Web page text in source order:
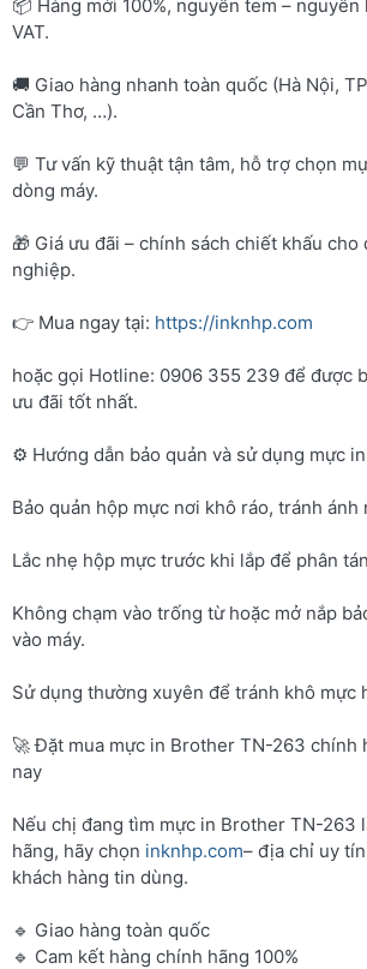
📦 Hàng mới 100%, nguyên tem – nguyên
VAT.
🚚 Giao hàng nhanh toàn quốc (Hà Nội,
Cần Thơ, …).
💬 Tư vấn kỹ thuật tận tâm, hỗ trợ chọn
dòng máy.
🎁 Giá ưu đãi – chính sách chiết khấu cho
nghiệp.
👉 Mua ngay tại: https://inknhp.com
hoặc gọi Hotline: 0906 355 239 để được
ưu đãi tốt nhất.
⚙️ Hướng dẫn bảo quản và sử dụng mực
Bảo quản hộp mực nơi khô ráo, tránh ánh
Lắc nhẹ hộp mực trước khi lắp để phân
Không chạm vào trống từ hoặc mở nắp
vào máy.
Sử dụng thường xuyên để tránh khô mực
🚀 Đặt mua mực in Brother TN-263 chính
nay
Nếu chị đang tìm mực in Brother TN-263
hãng, hãy chọn inknhp.com– địa chỉ uy
khách hàng tin dùng.
🔹 Giao hàng toàn quốc
🔹 Cam kết hàng chính hãng 100%